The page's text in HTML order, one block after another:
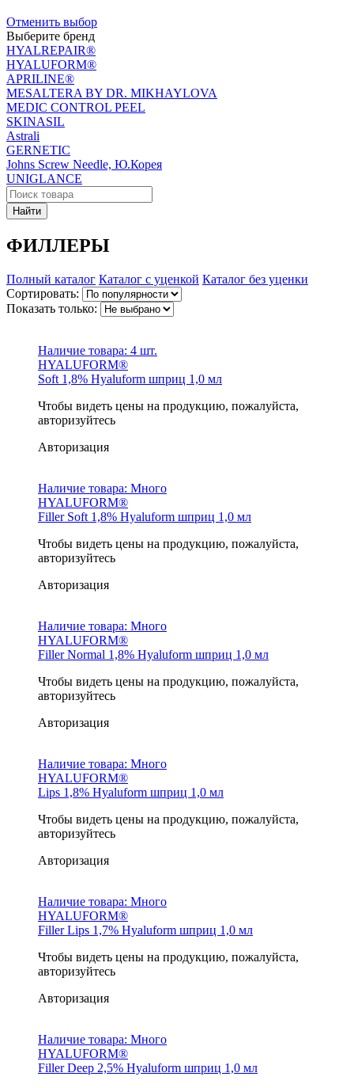
Отменить выбор
Выберите бренд
HYALREPAIR®
HYALUFORM®
APRILINE®
MESALTERA BY DR. MIKHAYLOVA
MEDIC CONTROL PEEL
SKINASIL
Astrali
GERNETIC
Johns Screw Needle, Ю.Корея
UNIGLANCE
Найти
ФИЛЛЕРЫ
Полный каталог Каталог с уценкой Каталог без уценки
Сортировать:
Показать только:
Наличие товара: 4 шт.
HYALUFORM®
Soft 1,8% Hyaluform шприц 1,0 мл
Чтобы видеть цены на продукцию, пожалуйста,
авторизуйтесь
Авторизация
Наличие товара: Много
HYALUFORM®
Filler Soft 1,8% Hyaluform шприц 1,0 мл
Чтобы видеть цены на продукцию, пожалуйста,
авторизуйтесь
Авторизация
Наличие товара: Много
HYALUFORM®
Filler Normal 1,8% Hyaluform шприц 1,0 мл
Чтобы видеть цены на продукцию, пожалуйста,
авторизуйтесь
Авторизация
Наличие товара: Много
HYALUFORM®
Lips 1,8% Hyaluform шприц 1,0 мл
Чтобы видеть цены на продукцию, пожалуйста,
авторизуйтесь
Авторизация
Наличие товара: Много
HYALUFORM®
Filler Lips 1,7% Hyaluform шприц 1,0 мл
Чтобы видеть цены на продукцию, пожалуйста,
авторизуйтесь
Авторизация
Наличие товара: Много
HYALUFORM®
Filler Deep 2,5% Hyaluform шприц 1,0 мл